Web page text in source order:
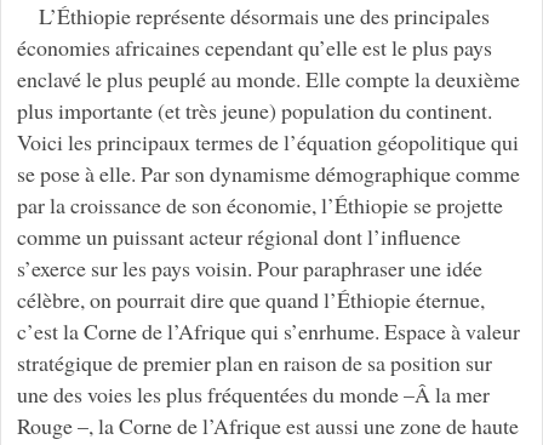
L’Éthiopie représente désormais une des principales
économies africaines cependant qu’elle est le plus pays
enclavé le plus peuplé au monde. Elle compte la deuxième
plus importante (et très jeune) population du continent.
Voici les principaux termes de l’équation géopolitique qui
se pose à elle. Par son dynamisme démographique comme
par la croissance de son économie, l’Éthiopie se projette
comme un puissant acteur régional dont l’influence
s’exerce sur les pays voisin. Pour paraphraser une idée
célèbre, on pourrait dire que quand l’Éthiopie éternue,
c’est la Corne de l’Afrique qui s’enrhume. Espace à valeur
stratégique de premier plan en raison de sa position sur
une des voies les plus fréquentées du monde –Â la mer
Rouge –, la Corne de l’Afrique est aussi une zone de haute